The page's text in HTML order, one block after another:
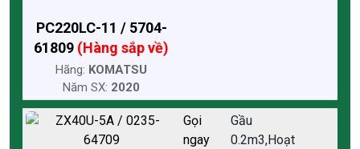
PC220LC-11 / 5704-
61809 (Hàng sắp về)
Hãng: KOMATSU
Năm SX: 2020
Gọi
ngay
Gầu
0.2m3,Hoạt